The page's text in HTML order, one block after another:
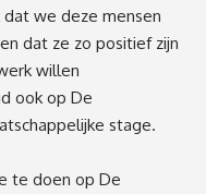
we deze mensen
dat ze zo positief zijn
willen
ook op De
stage.
te doen op De